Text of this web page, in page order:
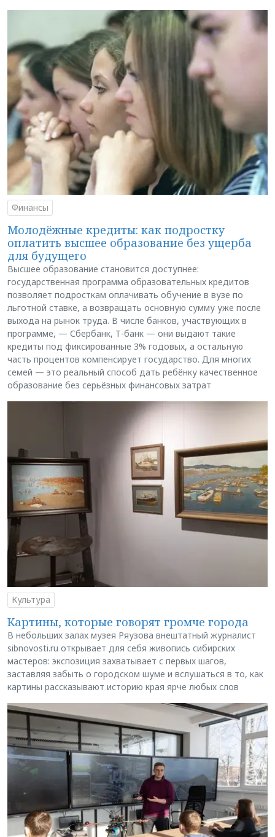
Финансы
Молодёжные кредиты: как подростку
оплатить высшее образование без ущерба
для будущего
Высшее образование становится доступнее:
государственная программа образовательных кредитов
позволяет подросткам оплачивать обучение в вузе по
льготной ставке, а возвращать основную сумму уже после
выхода на рынок труда. В числе банков, участвующих в
программе, — Сбербанк, Т-банк — они выдают такие
кредиты под фиксированные 3% годовых, а остальную
часть процентов компенсирует государство. Для многих
семей — это реальный способ дать ребёнку качественное
образование без серьёзных финансовых затрат
Культура
Картины, которые говорят громче города
В небольших залах музея Ряузова внештатный журналист
sibnovosti.ru открывает для себя живопись сибирских
мастеров: экспозиция захватывает с первых шагов,
заставляя забыть о городском шуме и вслушаться в то, как
картины рассказывают историю края ярче любых слов